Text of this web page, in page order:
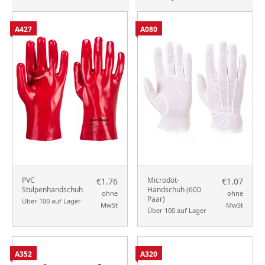
PVC
Stulpenhandschuh
Über 100 auf Lager
€1.76
ohne
MwSt
A427
Microdot-
Handschuh (600
Paar)
Über 100 auf Lager
€1.07
ohne
MwSt
A080
A352 A320